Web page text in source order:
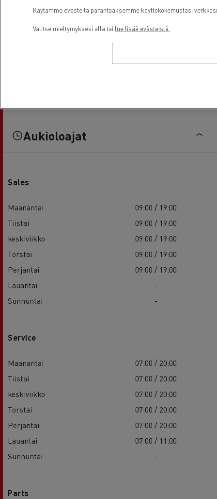
Aukioloajat
Sales
Maanantai
09:00 / 19:00
Tiistai
09:00 / 19:00
keskiviikko
09:00 / 19:00
Torstai
09:00 / 19:00
Perjantai
09:00 / 19:00
Lauantai
-
Sunnuntai
-
Service
Maanantai
07:00 / 20:00
Tiistai
07:00 / 20:00
keskiviikko
07:00 / 20:00
Torstai
07:00 / 20:00
Perjantai
07:00 / 20:00
Lauantai
07:00 / 11:00
Sunnuntai
-
Parts
Käytämme evästeitä parantaaksemme käyttökokemustasi
Valitse mieltymyksesi alla tai lue lisää evästeistä.